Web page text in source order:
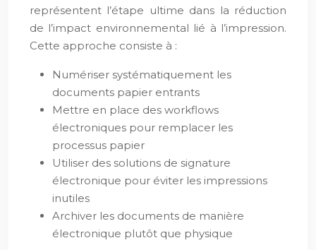
représentent l’étape ultime dans la réduction
de l’impact environnemental lié à l’impression.
Cette approche consiste à :
Numériser systématiquement les
documents papier entrants
Mettre en place des workflows
électroniques pour remplacer les
processus papier
Utiliser des solutions de signature
électronique pour éviter les impressions
inutiles
Archiver les documents de manière
électronique plutôt que physique